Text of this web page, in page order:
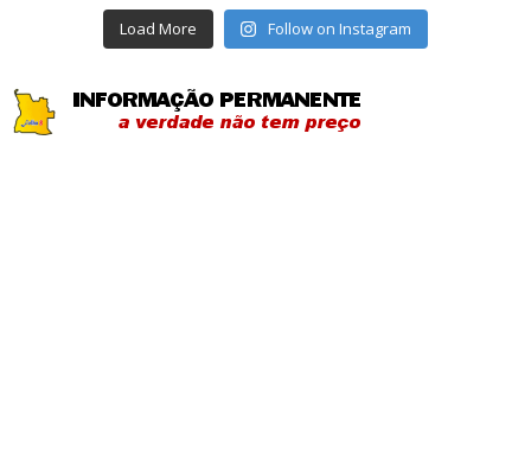
Load More Follow on Instagram